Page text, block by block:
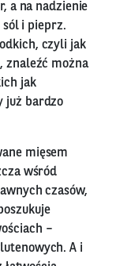
a na nadzienie
sól i pieprz.
czyli jak
znaleźć można
jak
już bardzo
mięsem
wśród
czasów,
–
A i